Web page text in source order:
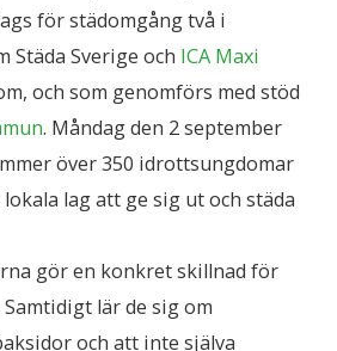
för städomgång två i
Städa Sverige och ICA Maxi
och som genomförs med stöd
. Måndag den 2 september
över 350 idrottsungdomar
lag att ge sig ut och städa
gör en konkret skillnad för
lär de sig om
och att inte själva